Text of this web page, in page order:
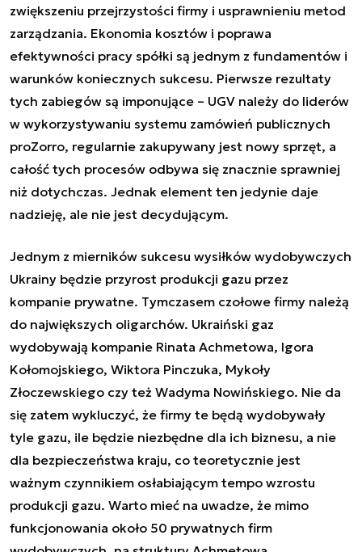
zwiększeniu przejrzystości firmy i usprawnieniu metod
zarządzania. Ekonomia kosztów i poprawa
efektywności pracy spółki są jednym z fundamentów i
warunków koniecznych sukcesu. Pierwsze rezultaty
tych zabiegów są imponujące – UGV należy do liderów
w wykorzystywaniu systemu zamówień publicznych
proZorro, regularnie zakupywany jest nowy sprzęt, a
całość tych procesów odbywa się znacznie sprawniej
niż dotychczas. Jednak element ten jedynie daje
nadzieję, ale nie jest decydującym.
Jednym z mierników sukcesu wysiłków wydobywczych
Ukrainy będzie przyrost produkcji gazu przez
kompanie prywatne. Tymczasem czołowe firmy należą
do największych oligarchów. Ukraiński gaz
wydobywają kompanie Rinata Achmetowa, Igora
Kołomojskiego, Wiktora Pinczuka, Mykoły
Złoczewskiego czy też Wadyma Nowińskiego. Nie da
się zatem wykluczyć, że firmy te będą wydobywały
tyle gazu, ile będzie niezbędne dla ich biznesu, a nie
dla bezpieczeństwa kraju, co teoretycznie jest
ważnym czynnikiem osłabiającym tempo wzrostu
produkcji gazu. Warto mieć na uwadze, że mimo
funkcjonowania około 50 prywatnych firm